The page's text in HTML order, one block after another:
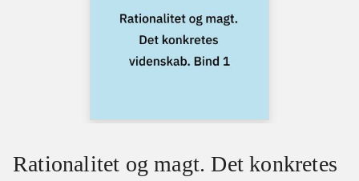
Rationalitet og magt. Det konkretes